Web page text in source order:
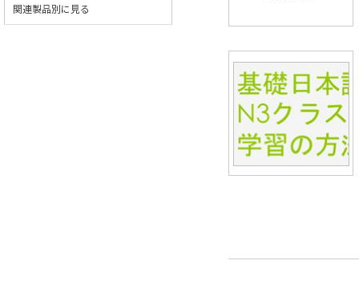
関連製品別に見る